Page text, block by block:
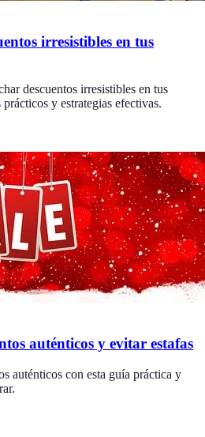
irresistibles en tus
descuentos irresistibles en tus
y estrategias efectivas.
auténticos y evitar estafas
auténticos con esta guía práctica y